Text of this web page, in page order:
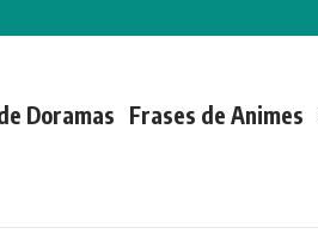
Doramas Frases de Animes